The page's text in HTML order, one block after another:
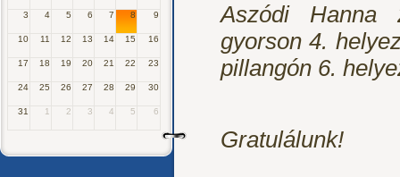
3 4 5 6 7 8 9
10 11 12 13 14 15 16
17 18 19 20 21 22 23
24 25 26 27 28 29 30
31 1 2 3 4 5 6
Aszódi Hanna
gyorson 4.
pillangón 6.
Gratulálunk!